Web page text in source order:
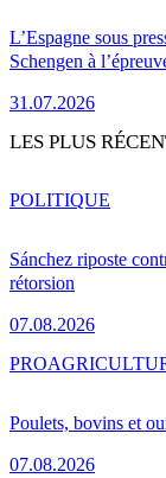
L’Espagne sous
Schengen à
31.07.2026
LES PLUS
Sánchez riposte
rétorsion
07.08.2026
POLITIQUE
Poulets, bovins et
07.08.2026
PRO